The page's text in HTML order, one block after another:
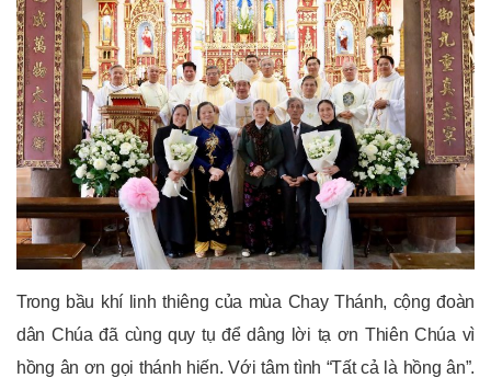
Trong bầu khí linh thiêng của mùa Chay Thánh, cộng đoàn
dân Chúa đã cùng quy tụ để dâng lời tạ ơn Thiên Chúa vì
hồng ân ơn gọi thánh hiến. Với tâm tình “Tất cả là hồng ân”.